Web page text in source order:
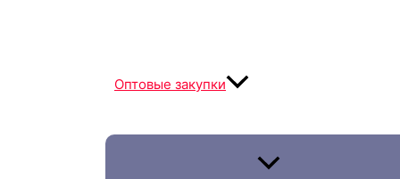
Оптовые закупки